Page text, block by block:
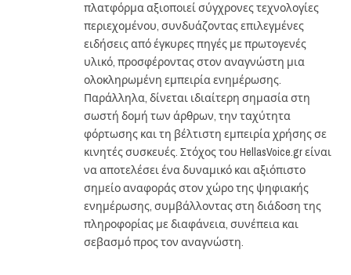
πλατφόρμα αξιοποιεί σύγχρονες τεχνολογίες
περιεχομένου, συνδυάζοντας επιλεγμένες
ειδήσεις από έγκυρες πηγές με πρωτογενές
υλικό, προσφέροντας στον αναγνώστη μια
ολοκληρωμένη εμπειρία ενημέρωσης.
Παράλληλα, δίνεται ιδιαίτερη σημασία στη
σωστή δομή των άρθρων, την ταχύτητα
φόρτωσης και τη βέλτιστη εμπειρία χρήσης σε
κινητές συσκευές. Στόχος του HellasVoice.gr είναι
να αποτελέσει ένα δυναμικό και αξιόπιστο
σημείο αναφοράς στον χώρο της ψηφιακής
ενημέρωσης, συμβάλλοντας στη διάδοση της
πληροφορίας με διαφάνεια, συνέπεια και
σεβασμό προς τον αναγνώστη.